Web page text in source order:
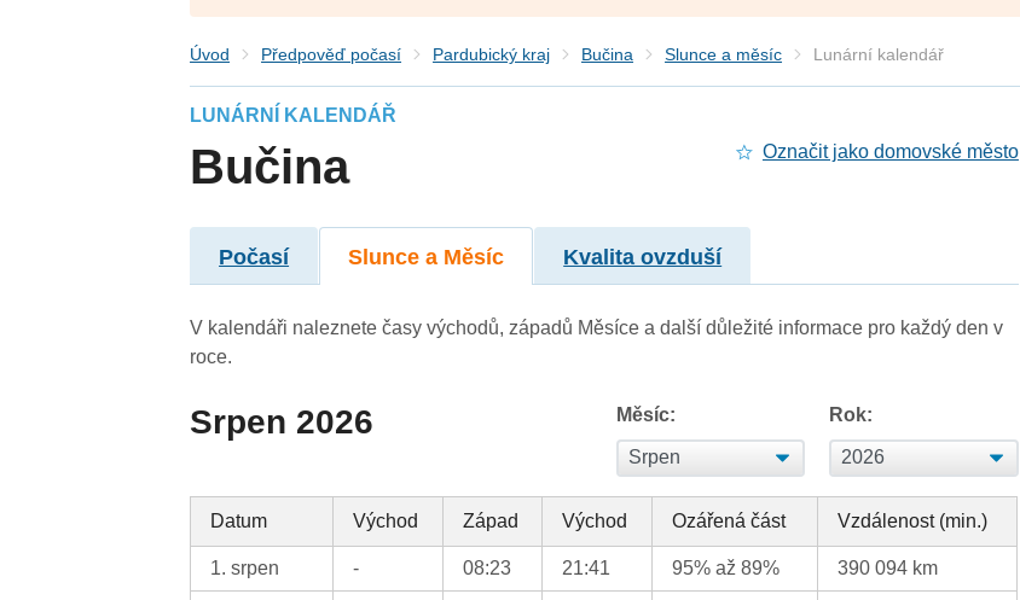
Úvod Předpověď počasí Pardubický kraj Bučina Slunce a měsíc Lunární kalendář
LUNÁRNÍ KALENDÁŘ
Bučina Označit jako domovské město
Počasí Slunce a Měsíc Kvalita ovzduší
V kalendáři naleznete časy východů, západů Měsíce a další důležité informace pro každý den v
roce.
Srpen 2026 Měsíc: Rok:
Datum Východ Západ Východ Ozářená část Vzdálenost (min.)
1. srpen - 08:23 21:41 95% až 89% 390 094 km